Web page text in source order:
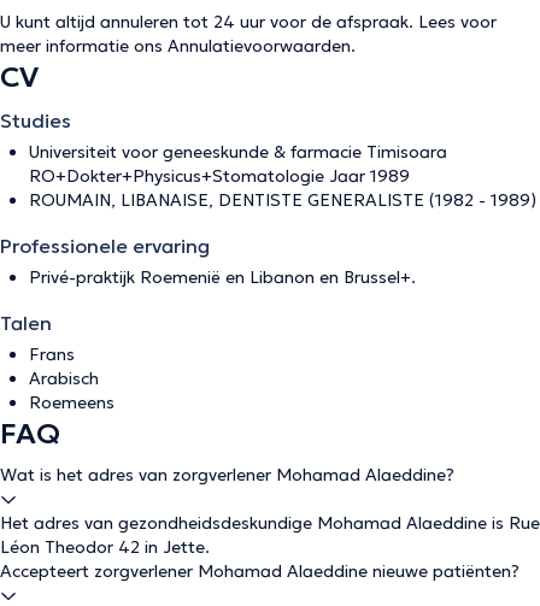
U kunt altijd annuleren tot 24 uur voor de afspraak. Lees voor
meer informatie ons Annulatievoorwaarden.
CV
Studies
Universiteit voor geneeskunde & farmacie Timisoara
RO+Dokter+Physicus+Stomatologie Jaar 1989
ROUMAIN, LIBANAISE, DENTISTE GENERALISTE (1982 - 1989)
Professionele ervaring
Privé-praktijk Roemenië en Libanon en Brussel+.
Talen
Frans
Arabisch
Roemeens
FAQ
Wat is het adres van zorgverlener Mohamad Alaeddine?
Het adres van gezondheidsdeskundige Mohamad Alaeddine is Rue
Léon Theodor 42 in Jette.
Accepteert zorgverlener Mohamad Alaeddine nieuwe patiënten?